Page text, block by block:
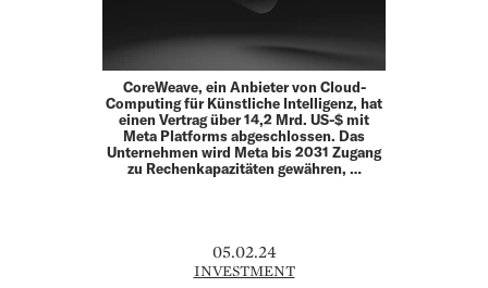
CoreWeave, ein Anbieter von Cloud-
Computing für Künstliche Intelligenz, hat
einen Vertrag über 14,2 Mrd. US-$ mit
Meta Platforms abgeschlossen. Das
Unternehmen wird Meta bis 2031 Zugang
zu Rechenkapazitäten gewähren, …
05.02.24
INVESTMENT